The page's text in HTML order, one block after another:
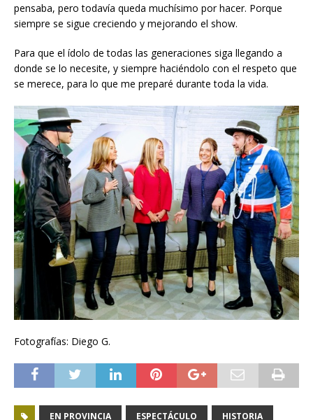
pensaba, pero todavía queda muchísimo por hacer. Porque
siempre se sigue creciendo y mejorando el show.
Para que el ídolo de todas las generaciones siga llegando a
donde se lo necesite, y siempre haciéndolo con el respeto que
se merece, para lo que me preparé durante toda la vida.
Fotografías: Diego G.
EN PROVINCIA ESPECTÁCULO HISTORIA